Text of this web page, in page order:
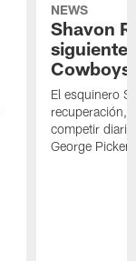
NEWS
Shavon
siguiente
Cowboys
El esquinero
recuperación,
competir
George